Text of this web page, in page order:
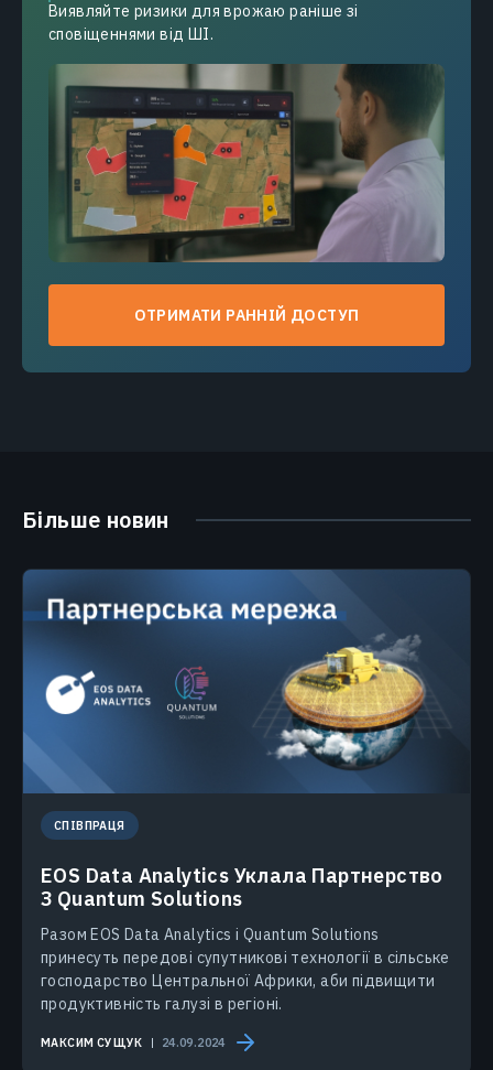
Виявляйте ризики для врожаю раніше зі
сповіщеннями від ШІ.
ОТРИМАТИ РАННІЙ ДОСТУП
Більше новин
СПІВПРАЦЯ
EOS Data Analytics Уклала Партнерство
З Quantum Solutions
Разом EOS Data Analytics і Quantum Solutions
принесуть передові супутникові технології в сільське
господарство Центральної Африки, аби підвищити
продуктивність галузі в регіоні.
МАКСИМ СУЩУК 24.09.2024